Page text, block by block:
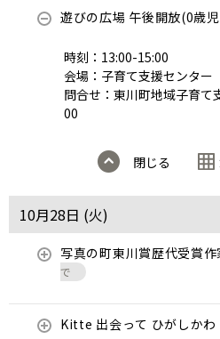
遊びの広場 午後開放(0歳
時刻：13:00-15:00
会場：子育て支援センター
問合せ：東川町地域子育
00
閉じる
10月28日 (火)
写真の町東川賞歴代受賞
で
Kitte 出会って ひがしかわ